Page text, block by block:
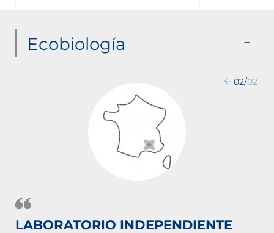
Ecobiología
LABORATORIO INDEPENDIENTE
02/02